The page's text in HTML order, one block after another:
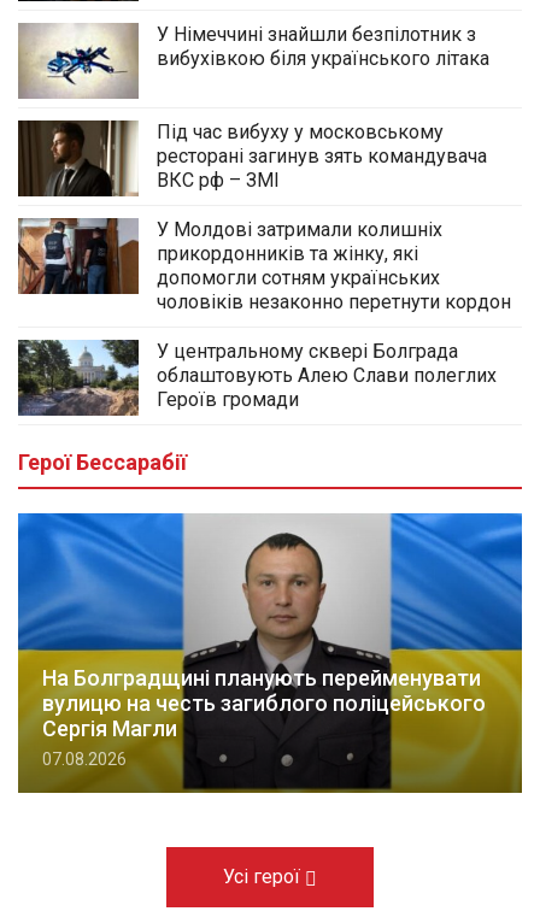
У Німеччині знайшли безпілотник з
вибухівкою біля українського літака
Під час вибуху у московському
ресторані загинув зять командувача
ВКС рф – ЗМІ
У Молдові затримали колишніх
прикордонників та жінку, які
допомогли сотням українських
чоловіків незаконно перетнути кордон
У центральному сквері Болграда
облаштовують Алею Слави полеглих
Героїв громади
Герої Бессарабії
На Болградщині планують перейменувати
вулицю на честь загиблого поліцейського
Сергія Магли
07.08.2026
Усі герої